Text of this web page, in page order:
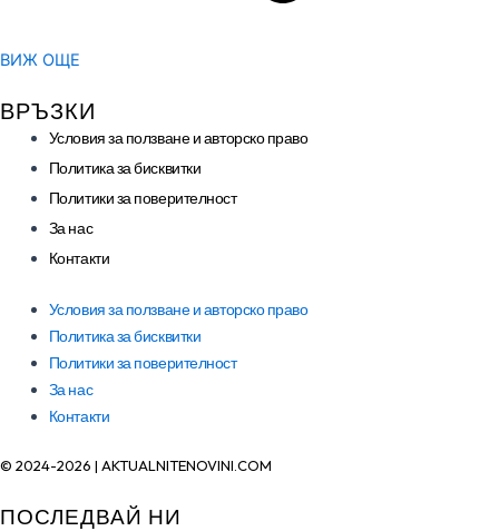
ВИЖ ОЩЕ
ВРЪЗКИ
Условия за ползване и авторско право
Политика за бисквитки
Политики за поверителност
За нас
Контакти
Условия за ползване и авторско право
Политика за бисквитки
Политики за поверителност
За нас
Контакти
© 2024-2026 | AKTUALNITENOVINI.COM
ПОСЛЕДВАЙ НИ